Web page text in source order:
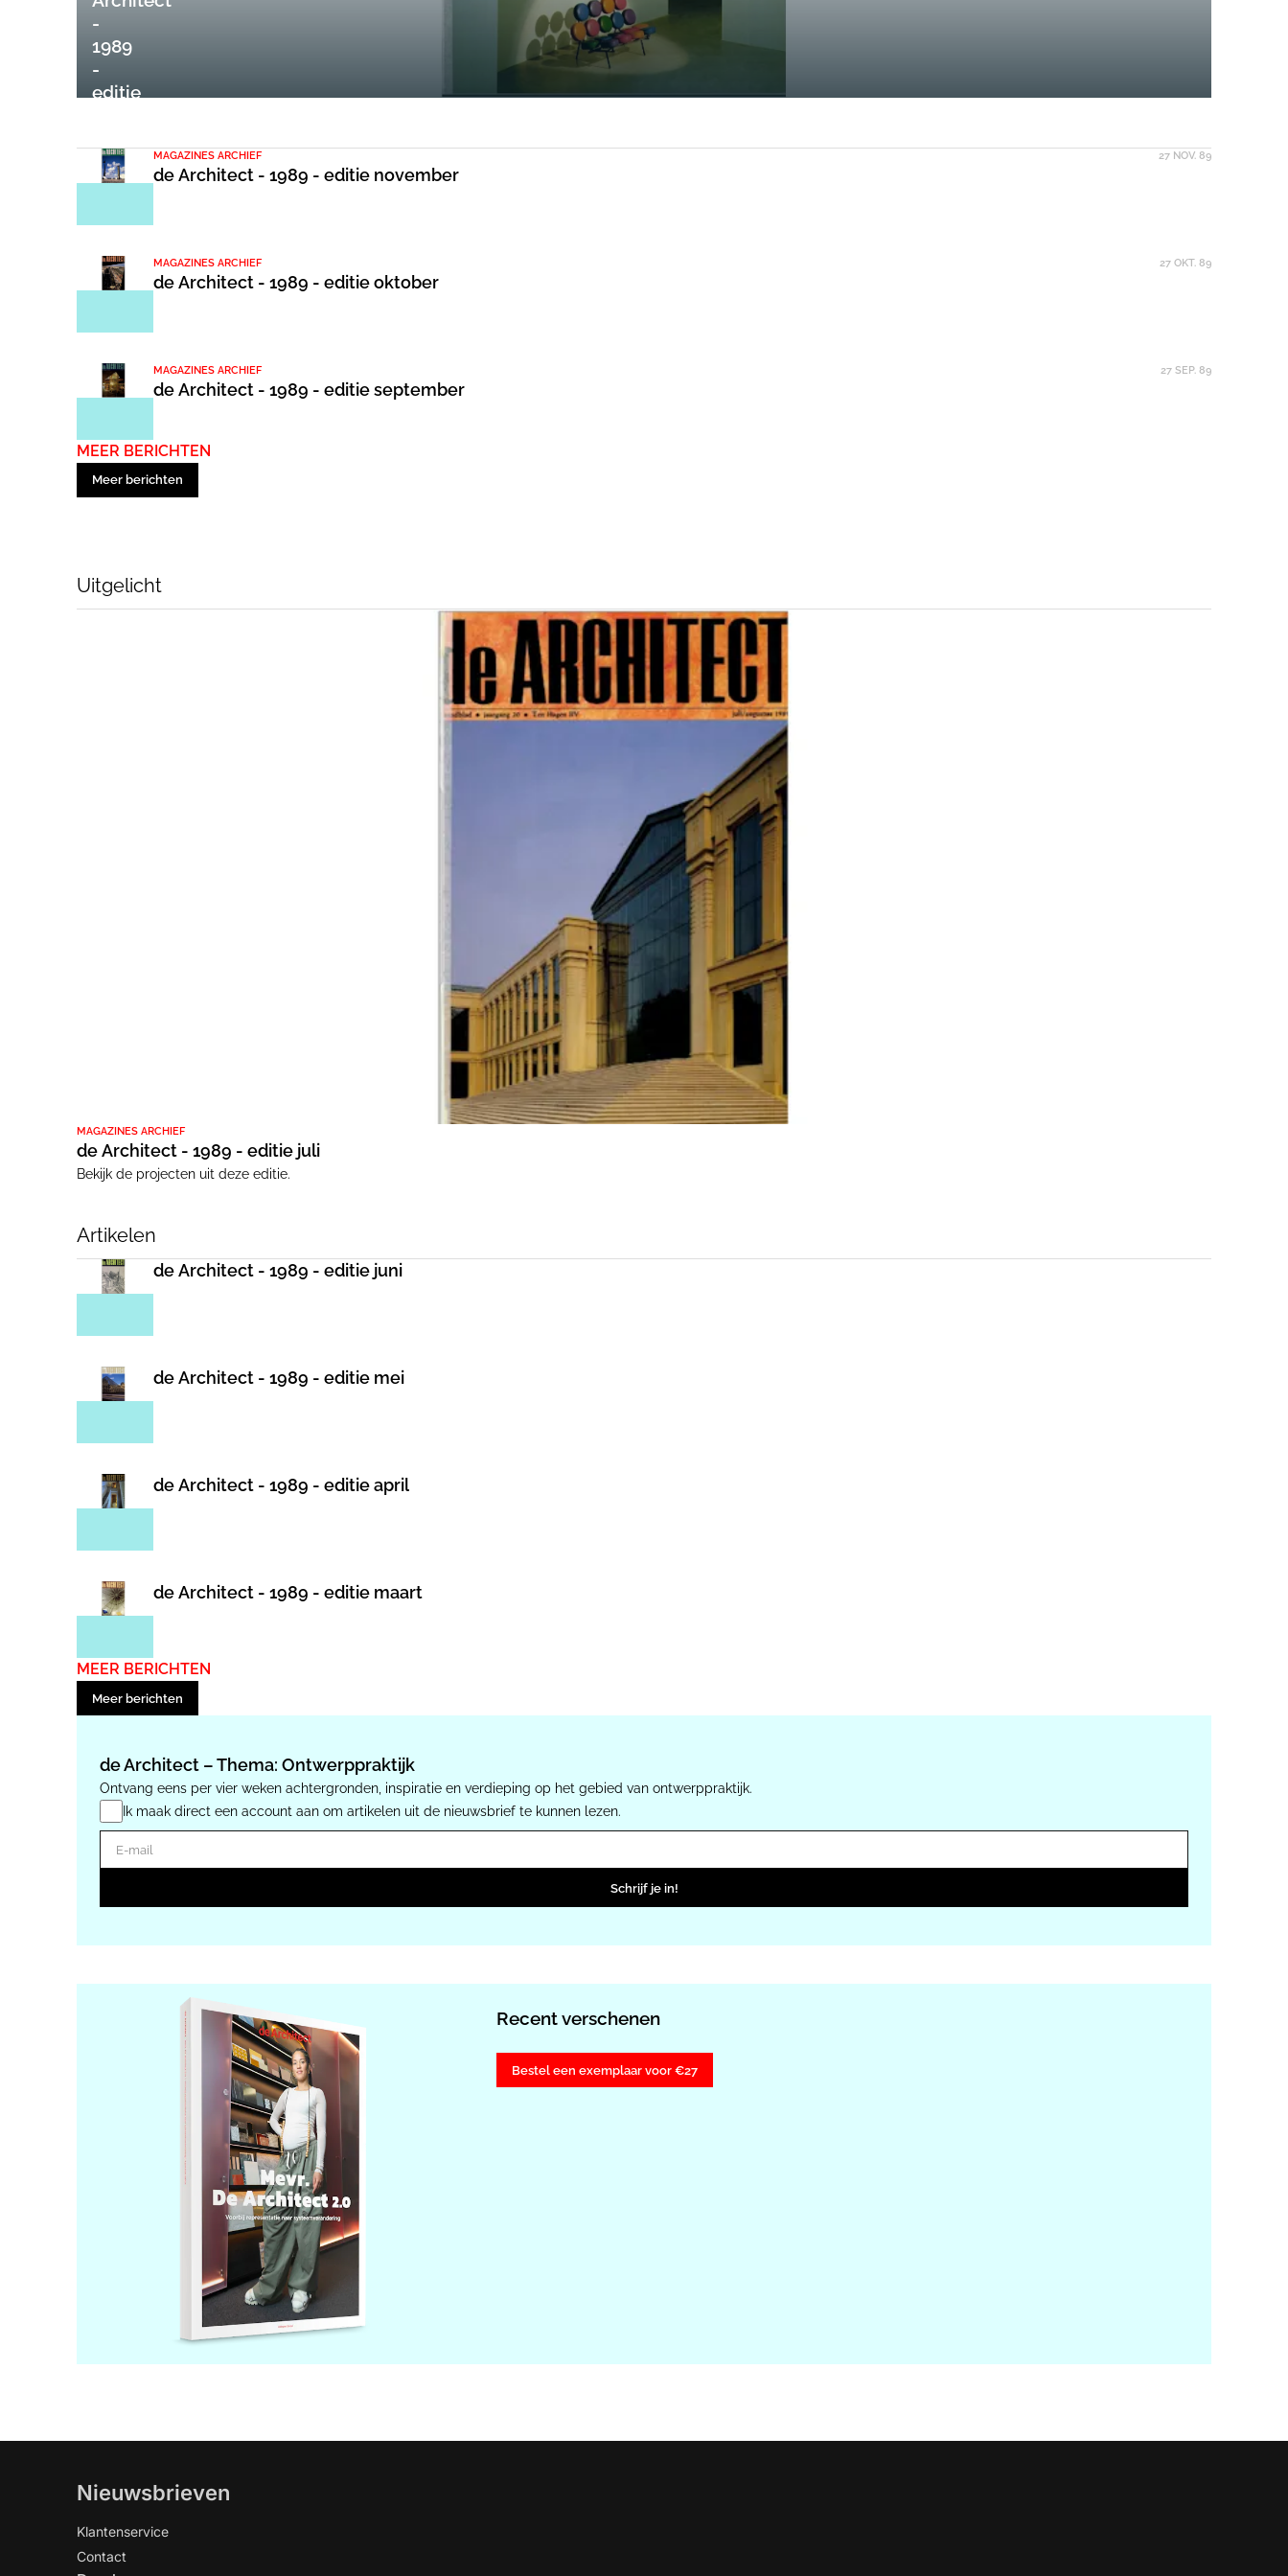
-
1989
-
editie
MAGAZINES ARCHIEF 27 NOV. 89
de Architect - 1989 - editie november
MAGAZINES ARCHIEF 27 OKT. 89
de Architect - 1989 - editie oktober
MAGAZINES ARCHIEF 27 SEP. 89
de Architect - 1989 - editie september
MEER BERICHTEN
Meer berichten
Uitgelicht
MAGAZINES ARCHIEF
de Architect - 1989 - editie juli
Bekijk de projecten uit deze editie.
Artikelen
de Architect - 1989 - editie juni
de Architect - 1989 - editie mei
de Architect - 1989 - editie april
de Architect - 1989 - editie maart
MEER BERICHTEN
Meer berichten
de Architect – Thema: Ontwerppraktijk
Ontvang eens per vier weken achtergronden, inspiratie en verdieping op het gebied van ontwerppraktijk.
Ik maak direct een account aan om artikelen uit de nieuwsbrief te kunnen lezen.
E-mail
Schrijf je in!
Recent verschenen
Bestel een exemplaar voor €27
Nieuwsbrieven
Klantenservice
Contact